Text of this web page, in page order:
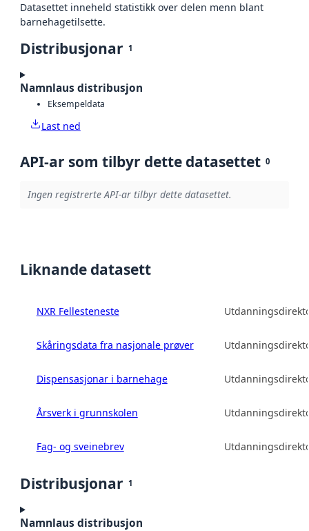
Datasettet inneheld statistikk over delen menn blant
barnehagetilsette.
Distribusjonar 1
Namnlaus distribusjon
Eksempeldata
Last ned
API-ar som tilbyr dette datasettet 0
Ingen registrerte API-ar tilbyr dette datasettet.
Liknande datasett
NXR Fellesteneste
Skåringsdata fra nasjonale prøver
Dispensasjonar i barnehage
Årsverk i grunnskolen
Fag- og sveinebrev
Distribusjonar 1
Namnlaus distribusjon